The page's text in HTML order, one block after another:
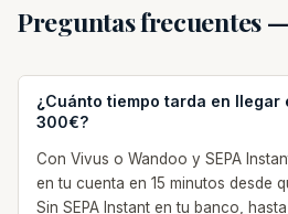
Preguntas frecuentes
¿Cuánto tiempo tarda en llegar
300€?
Con Vivus o Wandoo y SEPA
en tu cuenta en 15 minutos desde
Sin SEPA Instant en tu banco,